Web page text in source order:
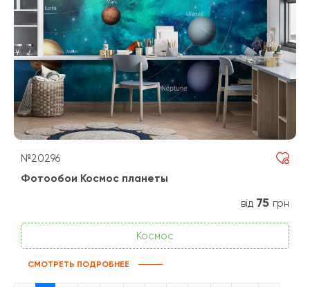
№20296
Фотообои Космос планеты
від 75 грн
Космос
СМОТРЕТЬ ПОДРОБНЕЕ